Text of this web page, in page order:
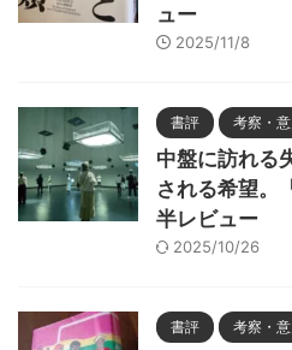
ュー
2025/11/8
書評 考察・
中盤に訪れる
される希望。
半レビュー
2025/10/26
書評 考察・